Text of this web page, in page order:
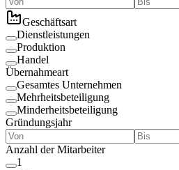
Geschäftsart
Dienstleistungen
Produktion
Handel
Übernahmeart
Gesamtes Unternehmen
Mehrheitsbeteiligung
Minderheitsbeteiligung
Gründungsjahr
Anzahl der Mitarbeiter
1